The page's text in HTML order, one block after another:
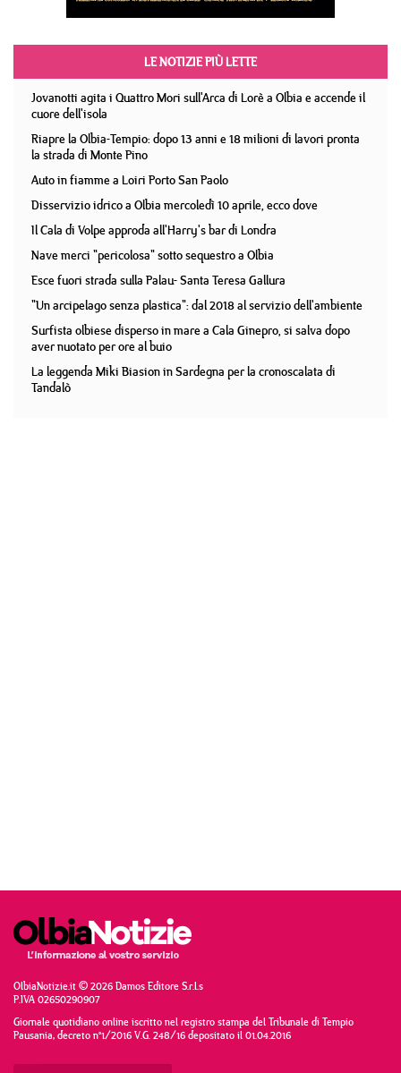
LE NOTIZIE PIÙ LETTE
Jovanotti agita i Quattro Mori sull'Arca di Lorè a Olbia e accende il
cuore dell'isola
Riapre la Olbia-Tempio: dopo 13 anni e 18 milioni di lavori pronta
la strada di Monte Pino
Auto in fiamme a Loiri Porto San Paolo
Disservizio idrico a Olbia mercoledì 10 aprile, ecco dove
Il Cala di Volpe approda all'Harry's bar di Londra
Nave merci "pericolosa" sotto sequestro a Olbia
Esce fuori strada sulla Palau- Santa Teresa Gallura
"Un arcipelago senza plastica": dal 2018 al servizio dell'ambiente
Surfista olbiese disperso in mare a Cala Ginepro, si salva dopo
aver nuotato per ore al buio
La leggenda Miki Biasion in Sardegna per la cronoscalata di
Tandalò
OlbiaNotizie.it © 2026 Damos Editore S.r.l.s
P.IVA 02650290907
Giornale quotidiano online iscritto nel registro stampa del Tribunale di Tempio
Pausania, decreto n°1/2016 V.G. 248/16 depositato il 01.04.2016